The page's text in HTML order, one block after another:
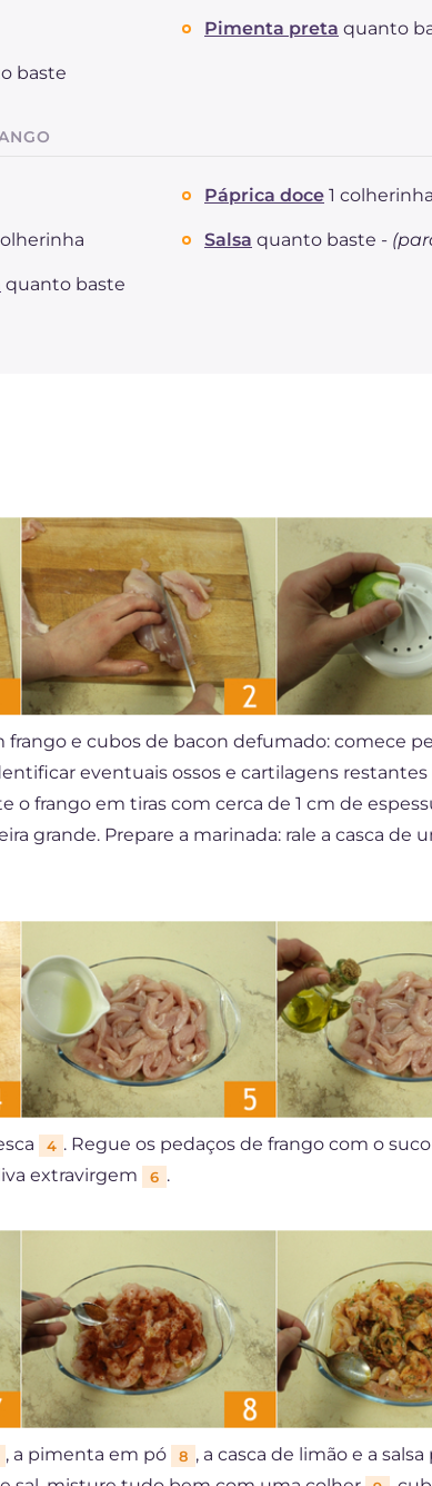
Pimenta preta quanto
baste
Páprica doce 1 colherinha
Salsa quanto baste -
quanto baste
frango e cubos de bacon defumado: comece
eventuais ossos e cartilagens restantes
o frango em tiras com cerca de 1 cm de
grande. Prepare a marinada: rale a casca de
4 . Regue os pedaços de frango com o
extravirgem 6 .
, a pimenta em pó 8 , a casca de limão e a salsa